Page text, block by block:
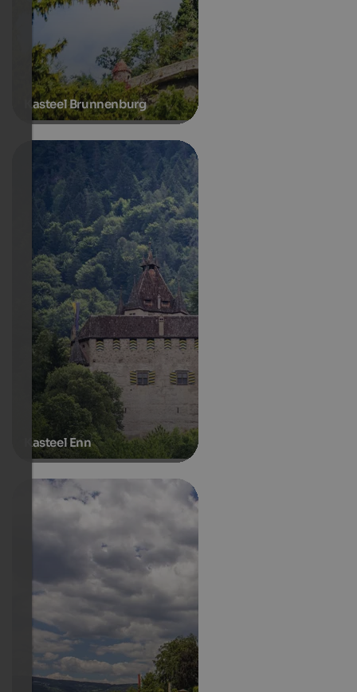
Kasteel Brunnenburg
Kasteel Enn